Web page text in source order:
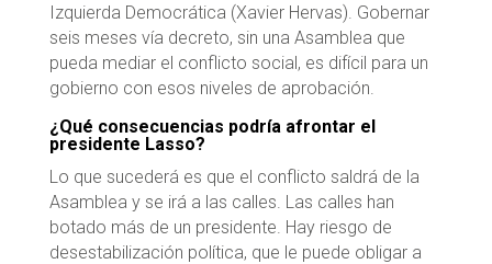
Izquierda Democrática (Xavier Hervas). Gobernar
seis meses vía decreto, sin una Asamblea que
pueda mediar el conflicto social, es difícil para un
gobierno con esos niveles de aprobación.
¿Qué consecuencias podría afrontar el
presidente Lasso?
Lo que sucederá es que el conflicto saldrá de la
Asamblea y se irá a las calles. Las calles han
botado más de un presidente. Hay riesgo de
desestabilización política, que le puede obligar a